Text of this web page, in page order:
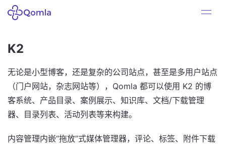
K2
无论是小型博客，还是复杂的公司站点，甚至是多用户站点
（门户网站，杂志网站等），Qomla 都可以使用 K2 的博
客系统、产品目录、案例展示、知识库、文档/下载管理
器、目录列表、活动列表等来构建。
内容管理内嵌“拖放”式媒体管理器，评论、标签、附件下载